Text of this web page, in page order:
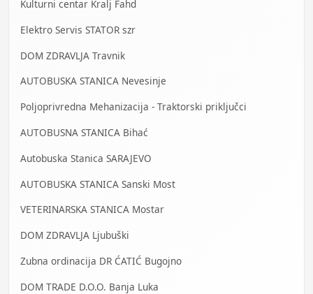
Kulturni centar Kralj Fahd
Elektro Servis STATOR szr
DOM ZDRAVLJA Travnik
AUTOBUSKA STANICA Nevesinje
Poljoprivredna Mehanizacija - Traktorski priključci
AUTOBUSNA STANICA Bihać
Autobuska Stanica SARAJEVO
AUTOBUSKA STANICA Sanski Most
VETERINARSKA STANICA Mostar
DOM ZDRAVLJA Ljubuški
Zubna ordinacija DR ĆATIĆ Bugojno
DOM TRADE D.O.O. Banja Luka